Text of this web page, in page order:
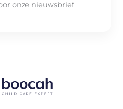
onze nieuwsbrief